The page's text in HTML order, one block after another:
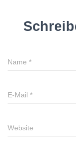
Name *
E-Mail *
Website